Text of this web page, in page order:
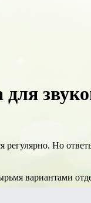
Но
вариантами